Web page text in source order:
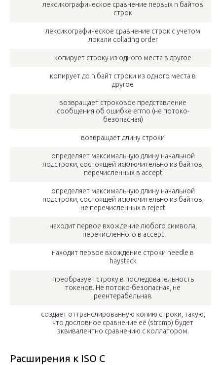
лексикографическое сравнение первых n байтов
строк
лексикографическое сравнение строк с учетом
локали collating order
копирует строку из одного места в другое
копирует до n байт строки из одного места в
другое
возвращает строковое представление
сообщения об ошибке errno (не потоко-
безопасная)
возвращает длину строки
определяет максимальную длину начальной
подстроки, состоящей исключительно из байтов,
перечисленных в accept
определяет максимальную длину начальной
подстроки, состоящей исключительно из байтов,
не перечисленных в reject
находит первое вхождение любого символа,
перечисленного в accept
находит первое вхождение строки needle в
haystack
преобразует строку в последовательность
токенов. Не потоко-безопасная, не
реентерабельная.
создает оттранслированную копию строки, такую,
что дословное сравнение её (strcmp) будет
эквивалентно сравнению с коллатором.
Расширения к ISO C